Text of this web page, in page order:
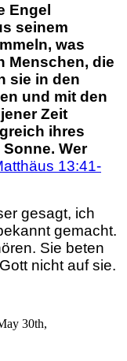
Engel
seinem
was
Menschen, die
sie in den
und mit den
Zeit
ihres
Wer
13:41-
gesagt, ich
gemacht.
Sie beten
nicht auf sie.
30th,